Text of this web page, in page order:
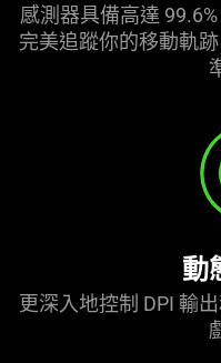
感測器具備高達
完美追蹤你的移動軌
動
更深入地控制 DPI 輸